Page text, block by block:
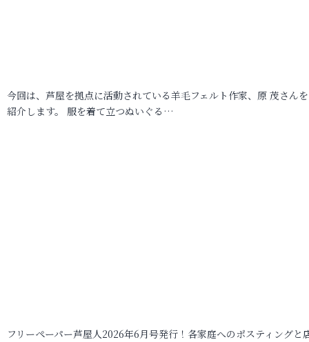
今回は、芦屋を拠点に活動されている羊毛フェルト作家、原 茂さん
紹介します。 服を着て立つぬいぐる…
フリーペーパー芦屋人2026年6月号発行！各家庭へのポスティングと